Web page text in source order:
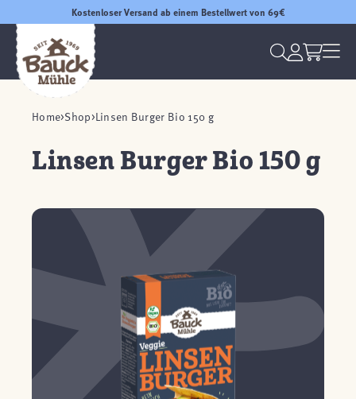
Kostenloser Versand ab einem Bestellwert von 69€
Home Shop Linsen Burger Bio 150 g
Linsen Burger Bio 150 g